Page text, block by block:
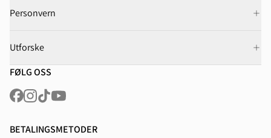
Personvern
Utforske
FØLG OSS
BETALINGSMETODER